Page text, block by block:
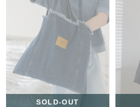
SOLD-OUT